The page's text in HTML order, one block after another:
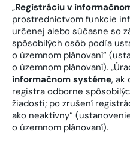
„Registráciu v
prostredníctvom funkcie
určenej alebo súčasne so
spôsobilých osôb podľa
o územnom plánovaní“
o územnom plánovaní).
informačnom systéme, ak
registra odborne
žiadosti; po zrušení
ako neaktívny“
o územnom plánovaní).